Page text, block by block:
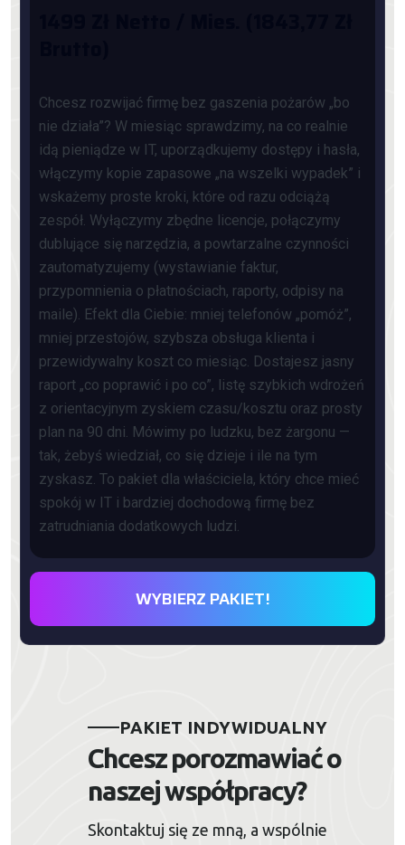
Chcesz rozwijać firmę bez gaszenia pożarów „bo
nie działa”? W miesiąc sprawdzimy, na co realnie
idą pieniądze w IT, uporządkujemy dostępy i hasła,
włączymy kopie zapasowe „na wszelki wypadek” i
wskażemy proste kroki, które od razu odciążą
zespół. Wyłączymy zbędne licencje, połączymy
dublujące się narzędzia, a powtarzalne czynności
zautomatyzujemy (wystawianie faktur,
przypomnienia o płatnościach, raporty, odpisy na
maile). Efekt dla Ciebie: mniej telefonów „pomóż”,
mniej przestojów, szybsza obsługa klienta i
przewidywalny koszt co miesiąc. Dostajesz jasny
raport „co poprawić i po co”, listę szybkich wdrożeń
z orientacyjnym zyskiem czasu/kosztu oraz prosty
plan na 90 dni. Mówimy po ludzku, bez żargonu —
tak, żebyś wiedział, co się dzieje i ile na tym
zyskasz. To pakiet dla właściciela, który chce mieć
spokój w IT i bardziej dochodową firmę bez
zatrudniania dodatkowych ludzi.
WYBIERZ PAKIET!
PAKIET INDYWIDUALNY
Chcesz porozmawiać o
naszej współpracy?
Skontaktuj się ze mną, a wspólnie